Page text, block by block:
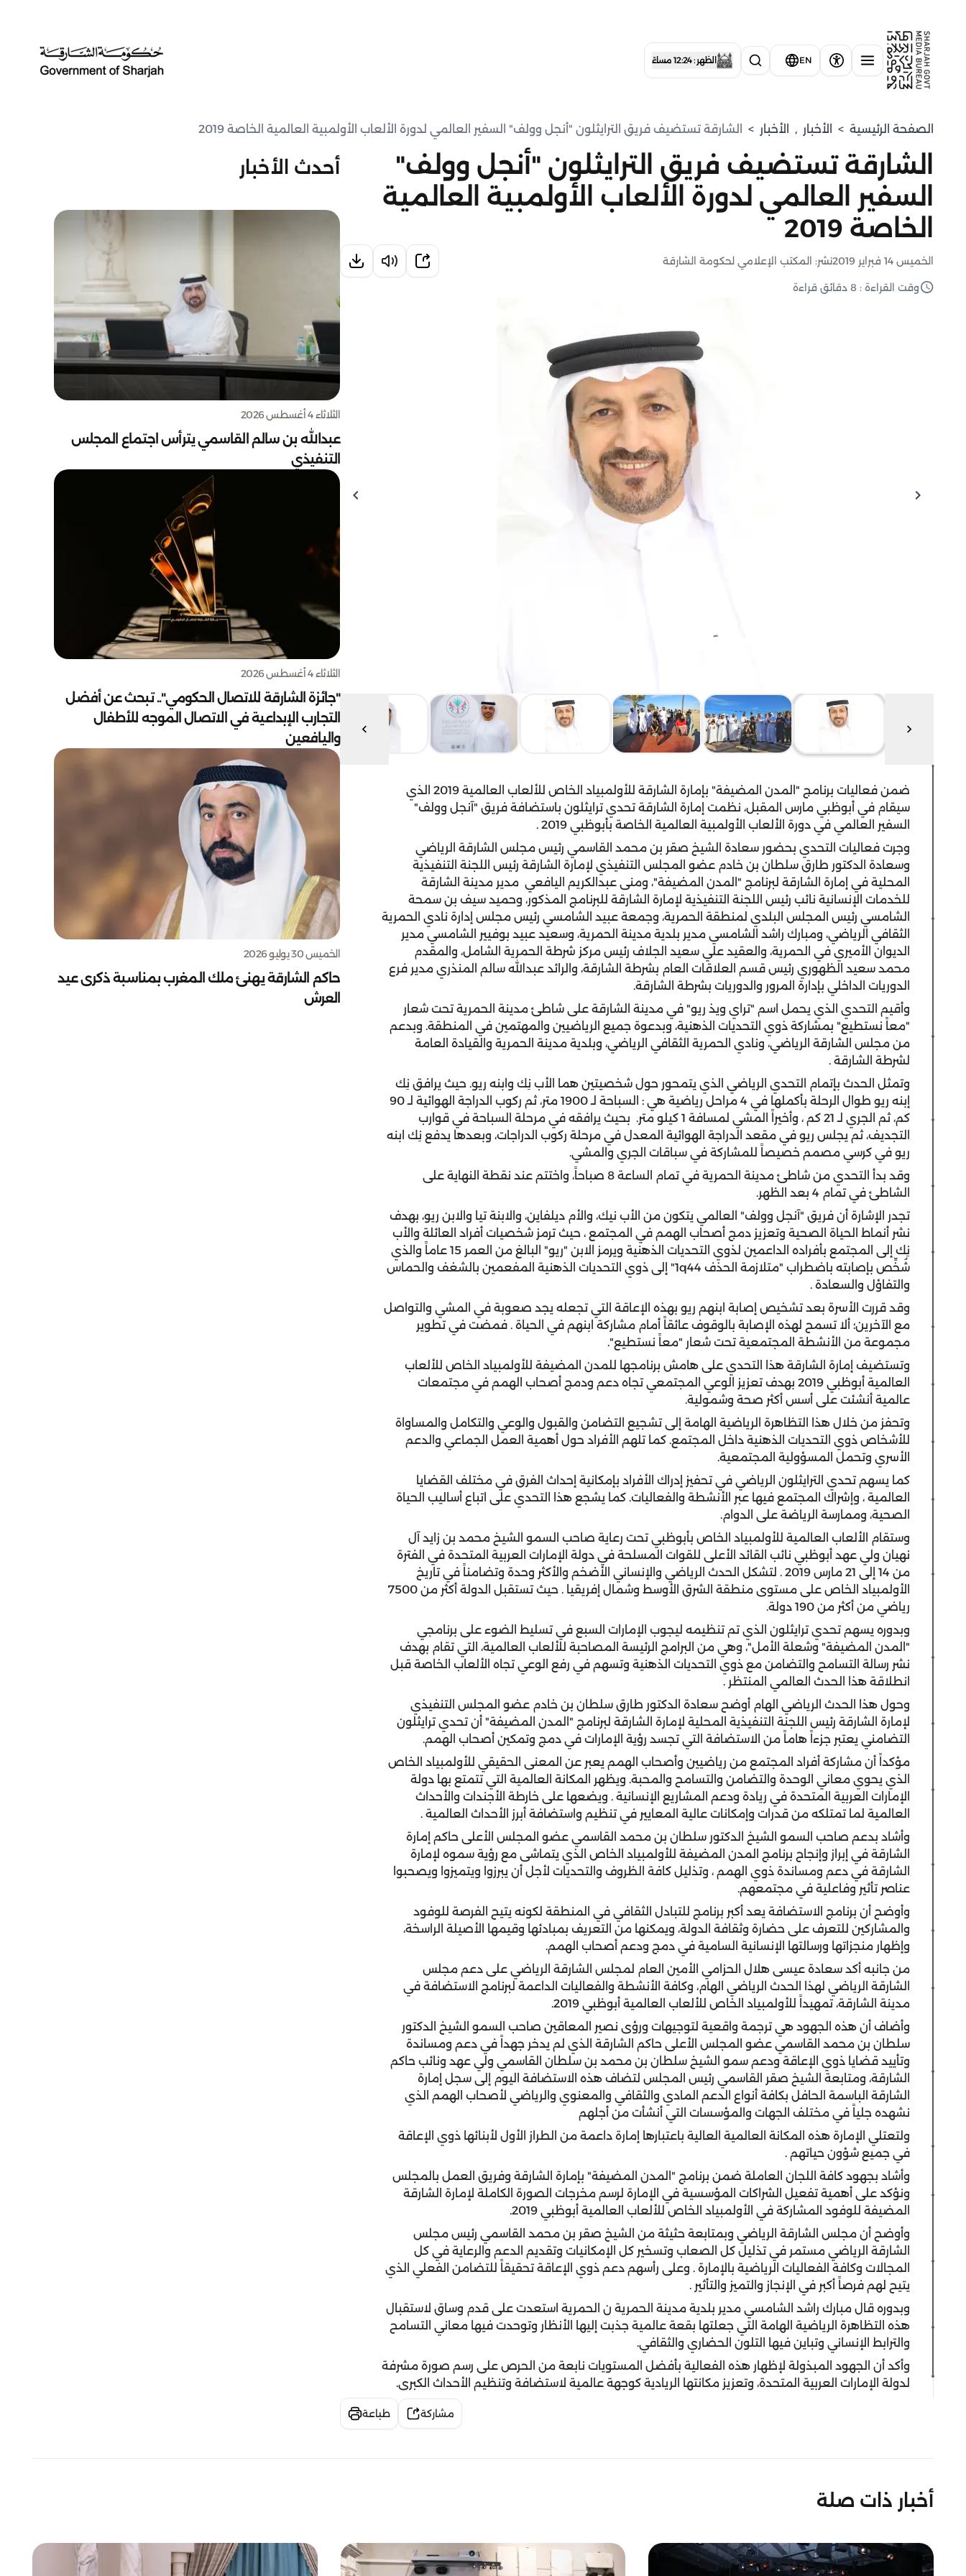
EN الظهر : 12:24 مساءً
الصفحة الرئيسية > الأخبار , الأخبار > الشارقة تستضيف فريق الترايثلون "أنجل وولف" السفير العالمي لدورة الألعاب الأولمبية العالمية الخاصة 2019
الشارقة تستضيف فريق الترايثلون "أنجل وولف"
السفير العالمي لدورة الألعاب الأولمبية العالمية
الخاصة 2019
الخميس 14 فبراير 2019 نشر: المكتب الإعلامي لحكومة الشارقة
وقت القراءة : 8 دقائق قراءة
ضمن فعاليات برنامج "المدن المضيفة" بإمارة الشارقة للأولمبياد الخاص للألعاب العالمية 2019 الذي
سيقام في أبوظبي مارس المقبل، نظمت إمارة الشارقة تحدي ترايثلون باستضافة فريق "آنجل وولف"
السفير العالمي في دورة الألعاب الأولمبية العالمية الخاصة بأبوظبي 2019 .
وجرت فعاليات التحدي بحضور سعادة الشيخ صقر بن محمد القاسمي رئيس مجلس الشارقة الرياضي
وسعادة الدكتور طارق سلطان بن خادم عضو المجلس التنفيذي لإمارة الشارقة رئيس اللجنة التنفيذية
المحلية في إمارة الشارقة لبرنامج "المدن المضيفة"، ومنى عبدالكريم اليافعي مدير مدينة الشارقة
للخدمات الإنسانية نائب رئيس اللجنة التنفيذية لإمارة الشارقة للبرنامج المذكور، وحميد سيف بن سمحة
الشامسي رئيس المجلس البلدي لمنطقة الحمرية، وجمعة عبيد الشامسي رئيس مجلس إدارة نادي الحمرية
الثقافي الرياضي، ومبارك راشد الشامسي مدير بلدية مدينة الحمرية، وسعيد عبيد بوفيير الشامسي مدير
الديوان الأميري في الحمرية، والعقيد علي سعيد الجلاف رئيس مركز شرطة الحمرية الشامل، والمقدم
محمد سعيد الظهوري رئيس قسم العلاقات العام بشرطة الشارقة، والرائد عبدالله سالم المنذري مدير فرع
الدوريات الداخلي بإدارة المرور والدوريات بشرطة الشارقة.
وأقيم التحدي الذي يحمل اسم "تراي ويذ ريو" في مدينة الشارقة على شاطئ مدينة الحمرية تحت شعار
"معاً نستطيع" بمشاركة ذوي التحديات الذهنية، وبدعوة جميع الرياضيين والمهتمين في المنطقة. وبدعم
من مجلس الشارقة الرياضي، ونادي الحمرية الثقافي الرياضي، وبلدية مدينة الحمرية والقيادة العامة
لشرطة الشارقة .
وتمثل الحدث بإتمام التحدي الرياضي الذي يتمحور حول شخصيتين هما الأب نِك وابنه ريو. حيث يرافق نِك
إبنه ريو طوال الرحلة بأكملها في 4 مراحل رياضية هي : السباحة لـ 1900 متر، ثم ركوب الدراجة الهوائية لـ 90
كم، ثم الجري لـ 21 كم ، وأخيراً المشي لمسافة 1 كيلو متر. بحيث يرافقه في مرحلة السباحة في قوارب
التجديف، ثم يجلس ريو في مقعد الدراجة الهوائية المعدل في مرحلة ركوب الدراجات، وبعدها يدفع نِك ابنه
ريو في كرسي مصمم خصيصاً للمشاركة في سباقات الجري والمشي.
وقد بدأ التحدي من شاطئ مدينة الحمرية في تمام الساعة 8 صباحاً، واختتم عند نقطة النهاية على
الشاطئ في تمام 4 بعد الظهر.
تجدر الإشارة أن فريق "آنجل وولف" العالمي يتكون من الأب نيك، والأم ديلفاين، والابنة تيا والابن ريو، بهدف
نشر أنماط الحياة الصحية وتعزيز دمج أصحاب الهمم في المجتمع ، حيث ترمز شخصيات أفراد العائلة والأب
نِك إلى المجتمع بأفراده الداعمين لذوي التحديات الذهنية ويرمز الابن "ريو" البالغ من العمر 15 عاماً والذي
شُخِّص بإصابته باضطراب "متلازمة الحذف 1q44" إلى ذوي التحديات الذهنية المفعمين بالشغف والحماس
والتفاؤل والسعادة .
وقد قررت الأسرة بعد تشخيص إصابة ابنهم ريو بهذه الإعاقة التي تجعله يجد صعوبة في المشي والتواصل
مع الآخرين؛ ألا تسمح لهذه الإصابة بالوقوف عائقاً أمام مشاركة ابنهم في الحياة . فمضت في تطوير
مجموعة من الأنشطة المجتمعية تحت شعار "معاً نستطيع".
وتستضيف إمارة الشارقة هذا التحدي على هامش برنامجها للمدن المضيفة للأولمبياد الخاص للألعاب
العالمية أبوظبي 2019 بهدف تعزيز الوعي المجتمعي تجاه دعم ودمج أصحاب الهمم في مجتمعات
عالمية أنشئت على أسس أكثر صحة وشمولية.
وتحفز من خلال هذا التظاهرة الرياضية الهامة إلى تشجيع التضامن والقبول والوعي والتكامل والمساواة
للأشخاص ذوي التحديات الذهنية داخل المجتمع. كما تلهم الأفراد حول أهمية العمل الجماعي والدعم
الأسري وتحمل المسؤولية المجتمعية.
كما يسهم تحدي الترايثلون الرياضي في تحفيز إدراك الأفراد بإمكانية إحداث الفرق في مختلف القضايا
العالمية ، وإشراك المجتمع فيها عبر الأنشطة والفعاليات. كما يشجع هذا التحدي على اتباع أساليب الحياة
الصحية، وممارسة الرياضة على الدوام.
وستقام الألعاب العالمية للأولمبياد الخاص بأبوظبي تحت رعاية صاحب السمو الشيخ محمد بن زايد آل
نهيان ولي عهد أبوظبي نائب القائد الأعلى للقوات المسلحة في دولة الإمارات العربية المتحدة في الفترة
من 14 إلى 21 مارس 2019 . لتشكل الحدث الرياضي والإنساني الأضخم والأكثر وحدة وتضامناً في تاريخ
الأولمبياد الخاص على مستوى منطقة الشرق الأوسط وشمال إفريقيا . حيث تستقبل الدولة أكثر من 7500
رياضي من أكثر من 190 دولة.
وبدوره يسهم تحدي ترايثلون الذي تم تنظيمه ليجوب الإمارات السبع في تسليط الضوء على برنامجي
"المدن المضيفة" وشعلة الأمل"، وهي من البرامج الرئيسة المصاحبة للألعاب العالمية، التي تقام بهدف
نشر رسالة التسامح والتضامن مع ذوي التحديات الذهنية وتسهم في رفع الوعي تجاه الألعاب الخاصة قبل
انطلاقة هذا الحدث العالمي المنتظر .
وحول هذا الحدث الرياضي الهام أوضح سعادة الدكتور طارق سلطان بن خادم عضو المجلس التنفيذي
لإمارة الشارقة رئيس اللجنة التنفيذية المحلية لإمارة الشارقة لبرنامج "المدن المضيفة" أن تحدي ترايثلون
التضامني يعتبر جزءاً هاماً من الاستضافة التي تجسد رؤية الإمارات في دمج وتمكين أصحاب الهمم.
مؤكداً أن مشاركة أفراد المجتمع من رياضيين وأصحاب الهمم يعبر عن المعنى الحقيقي للأولمبياد الخاص
الذي يحوي معاني الوحدة والتضامن والتسامح والمحبة. ويظهر المكانة العالمية التي تتمتع بها دولة
الإمارات العربية المتحدة في ريادة ودعم المشاريع الإنسانية . ويضعها على خارطة الأجندات والأحداث
العالمية لما تمتلكه من قدرات وإمكانات عالية المعايير في تنظيم واستضافة أبرز الأحداث العالمية .
وأشاد بدعم صاحب السمو الشيخ الدكتور سلطان بن محمد القاسمي عضو المجلس الأعلى حاكم إمارة
الشارقة في إبراز وإنجاح برنامج المدن المضيفة للأولمبياد الخاص الذي يتماشى مع رؤية سموه لإمارة
الشارقة في دعم ومساندة ذوي الهمم ، وتذليل كافة الظروف والتحديات لأجل أن يبرزوا ويتميزوا ويصحبوا
عناصر تأثير وفاعلية في مجتمعهم.
وأوضح أن برنامج الاستضافة يعد أكبر برنامج للتبادل الثقافي في المنطقة لكونه يتيح الفرصة للوفود
والمشاركين للتعرف على حضارة وثقافة الدولة، ويمكنها من التعريف بمبادئها وقيمها الأصيلة الراسخة،
وإظهار منجزاتها ورسالتها الإنسانية السامية في دمج ودعم أصحاب الهمم.
من جانبه أكد سعادة عيسى هلال الحزامي الأمين العام لمجلس الشارقة الرياضي على دعم مجلس
الشارقة الرياضي لهذا الحدث الرياضي الهام، وكافة الأنشطة والفعاليات الداعمة لبرنامج الاستضافة في
مدينة الشارقة، تمهيداً للأولمبياد الخاص للألعاب العالمية أبوظبي 2019.
وأضاف أن هذه الجهود هي ترجمة واقعية لتوجيهات ورؤى نصير المعاقين صاحب السمو الشيخ الدكتور
سلطان بن محمد القاسمي عضو المجلس الأعلى حاكم الشارقة الذي لم يدخر جهداً في دعم ومساندة
وتأييد قضايا ذوي الإعاقة ودعم سمو الشيخ سلطان بن محمد بن سلطان القاسمي ولي عهد ونائب حاكم
الشارقة، ومتابعة الشيخ صقر القاسمي رئيس المجلس لتضاف هذه الاستضافة اليوم إلى سجل إمارة
الشارقة الباسمة الحافل بكافة أنواع الدعم المادي والثقافي والمعنوي والرياضي لأصحاب الهمم الذي
نشهده جلياً في مختلف الجهات والمؤسسات التي أنشأت من أجلهم
ولتعتلي الإمارة هذه المكانة العالمية العالية باعتبارها إمارة داعمة من الطراز الأول لأبنائها ذوي الإعاقة
في جميع شؤون حياتهم .
وأشاد بجهود كافة اللجان العاملة ضمن برنامج "المدن المضيفة" بإمارة الشارقة وفريق العمل بالمجلس
ونؤكد على أهمية تفعيل الشراكات المؤسسية في الإمارة لرسم مخرجات الصورة الكاملة لإمارة الشارقة
المضيفة للوفود المشاركة في الأولمبياد الخاص للألعاب العالمية أبوظبي 2019.
وأوضح أن مجلس الشارقة الرياضي وبمتابعة حثيثة من الشيخ صقر بن محمد القاسمي رئيس مجلس
الشارقة الرياضي مستمر في تذليل كل الصعاب وتسخير كل الإمكانيات وتقديم الدعم والرعاية في كل
المجالات وكافة الفعاليات الرياضية بالإمارة . وعلى رأسهم دعم ذوي الإعاقة تحقيقاً للتضامن الفعلي الذي
يتيح لهم فرصاً أكبر في الإنجاز والتميز والتأثير .
وبدوره قال مبارك راشد الشامسي مدير بلدية مدينة الحمرية ن الحمرية استعدت على قدم وساق لاستقبال
هذه التظاهرة الرياضية الهامة التي جعلتها بقعة عالمية جذبت إليها الأنظار وتوحدت فيها معاني التسامح
والترابط الإنساني وتباين فيها التلون الحضاري والثقافي.
وأكد أن الجهود المبذولة لإظهار هذه الفعالية بأفضل المستويات نابعة من الحرص على رسم صورة مشرفة
لدولة الإمارات العربية المتحدة، وتعزيز مكانتها الريادية كوجهة عالمية لاستضافة وتنظيم الأحداث الكبرى.
مشاركة طباعة
أحدث الأخبار
الثلاثاء 4 أغسطس 2026
عبدالله بن سالم القاسمي يترأس اجتماع المجلس
التنفيذي
الثلاثاء 4 أغسطس 2026
"جائزة الشارقة للاتصال الحكومي".. تبحث عن أفضل
التجارب الإبداعية في الاتصال الموجه للأطفال
واليافعين
الخميس 30 يوليو 2026
حاكم الشارقة يهنئ ملك المغرب بمناسبة ذكرى عيد
العرش
أخبار ذات صلة